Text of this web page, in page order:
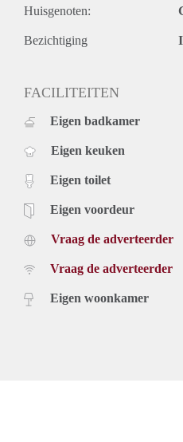
Huisgenoten:
Bezichtiging
FACILITEITEN
Eigen badkamer
Eigen keuken
Eigen toilet
Eigen voordeur
Vraag de adverteerder
Vraag de adverteerder
Eigen woonkamer